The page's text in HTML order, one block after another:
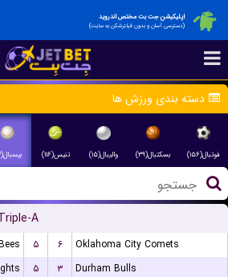
اپلیکیشن جت بت مختص اندروید
(دسترسی آسان و بدون فیلترشکن به سایت)
دسته بندی ورزش ها
فوتبال(۱۵۶) بسکتبال(۳۹) والیبال(۱۵) تنیس(۱۱۶) بیسبال(۱۳)
A
۵ ۶
Oklahoma City Comets
۵ ۳
Durham Bulls